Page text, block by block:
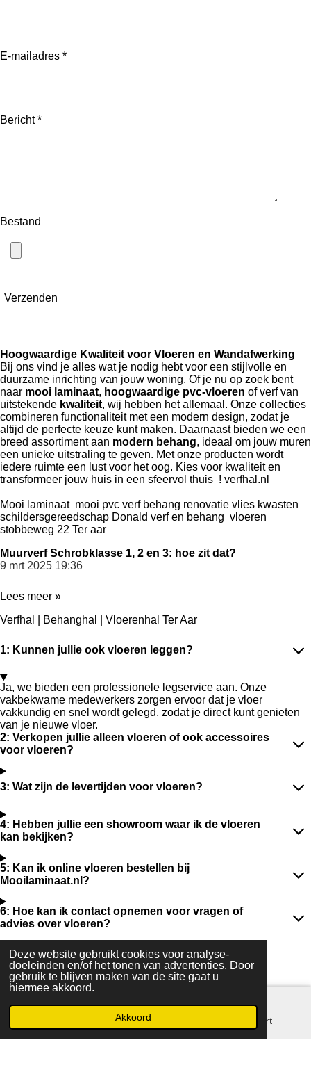
Deze website gebruikt cookies voor analyse-
doeleinden en/of het tonen van advertenties. Door
gebruik te blijven maken van de site gaat u
hiermee akkoord.
Akkoord
E-mailadres *
Bericht *
Bestand
Verzenden
Hoogwaardige Kwaliteit voor Vloeren en Wandafwerking
Bij ons vind je alles wat je nodig hebt voor een stijlvolle en
duurzame inrichting van jouw woning. Of je nu op zoek bent
naar mooi laminaat, hoogwaardige pvc-vloeren of verf van
uitstekende kwaliteit, wij hebben het allemaal. Onze collecties
combineren functionaliteit met een modern design, zodat je
altijd de perfecte keuze kunt maken. Daarnaast bieden we een
breed assortiment aan modern behang, ideaal om jouw muren
een unieke uitstraling te geven. Met onze producten wordt
iedere ruimte een lust voor het oog. Kies voor kwaliteit en
transformeer jouw huis in een sfeervol thuis ! verfhal.nl
Mooi laminaat mooi pvc verf behang renovatie vlies kwasten
schildersgereedschap Donald verf en behang vloeren
stobbeweg 22 Ter aar
Muurverf Schrobklasse 1, 2 en 3: hoe zit dat?
9 mrt 2025 19:36
Lees meer »
Verfhal | Behanghal | Vloerenhal Ter Aar
1: Kunnen jullie ook vloeren leggen?
Ja, we bieden een professionele legservice aan. Onze
vakbekwame medewerkers zorgen ervoor dat je vloer
vakkundig en snel wordt gelegd, zodat je direct kunt genieten
van je nieuwe vloer.
2: Verkopen jullie alleen vloeren of ook accessoires
voor vloeren?
3: Wat zijn de levertijden voor vloeren?
4: Hebben jullie een showroom waar ik de vloeren
kan bekijken?
5: Kan ik online vloeren bestellen bij
Mooilaminaat.nl?
6: Hoe kan ik contact opnemen voor vragen of
advies over vloeren?
Verfhal Stobbeweg 22 Ter Aar 2461EX
Ma/Vr 08.00-18.00 tel: 0172 578 459
Zaterdag 8.00-17.00
Telefoonnummer Kaart